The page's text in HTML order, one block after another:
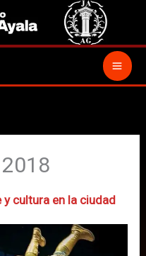
cultura en la ciudad